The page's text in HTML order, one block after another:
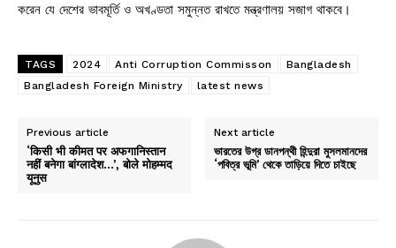
করেন যে দেশের ভাবমূর্তি ও অখণ্ডতা সমুন্নত রাখতে মন্ত্রণালয় সজাগ থাকবে।
TAGS 2024 Anti Corruption Commisson
Bangladesh
Bangladesh Foreign Ministry
latest news
Previous article
‘किसी भी कीमत पर अफगानिस्तान
नहीं बनेगा बांग्लादेश…’, बोले मोहम्मद
यूनुस
Next article
ভারতের উগ্র ডানপন্থী হিন্দুরা মুসলমানদের
‘পবিত্র ভূমি’ থেকে তাড়িয়ে দিতে চাইছে